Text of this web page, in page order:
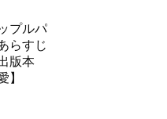
プルパ
らすじ
版本
】